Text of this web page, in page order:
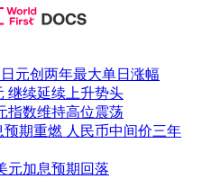
元创两年最大单日涨幅
继续延续上升势头
指数维持高位震荡
预期重燃 人民币中间价三年
元加息预期回落